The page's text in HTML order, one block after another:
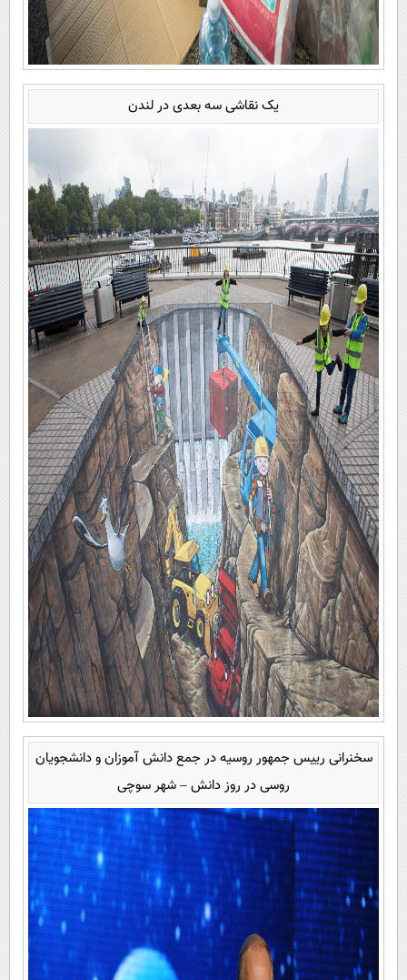
یک نقاشی سه بعدی در لندن
سخنرانی رییس جمهور روسیه در جمع دانش آموزان و دانشجویان
روسی در روز دانش – شهر سوچی